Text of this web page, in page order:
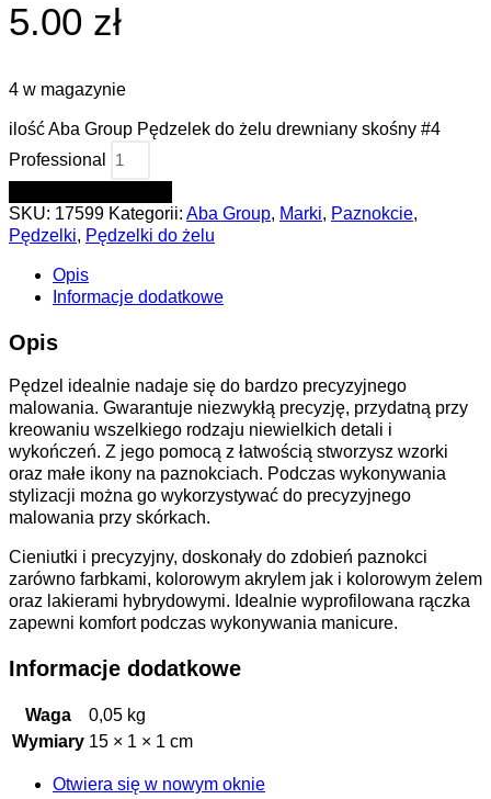
5.00 zł
4 w magazynie
ilość Aba Group Pędzelek do żelu drewniany skośny #4
Professional
SKU: 17599 Kategorii: Aba Group, Marki, Paznokcie,
Pędzelki, Pędzelki do żelu
Opis
Informacje dodatkowe
Opis
Pędzel idealnie nadaje się do bardzo precyzyjnego
malowania. Gwarantuje niezwykłą precyzję, przydatną przy
kreowaniu wszelkiego rodzaju niewielkich detali i
wykończeń. Z jego pomocą z łatwością stworzysz wzorki
oraz małe ikony na paznokciach. Podczas wykonywania
stylizacji można go wykorzystywać do precyzyjnego
malowania przy skórkach.
Cieniutki i precyzyjny, doskonały do zdobień paznokci
zarówno farbkami, kolorowym akrylem jak i kolorowym żelem
oraz lakierami hybrydowymi. Idealnie wyprofilowana rączka
zapewni komfort podczas wykonywania manicure.
Informacje dodatkowe
Waga
0,05 kg
Wymiary 15 × 1 × 1 cm
Otwiera się w nowym oknie